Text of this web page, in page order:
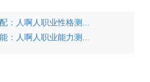
：人啊人职业性格测...
：人啊人职业能力测...